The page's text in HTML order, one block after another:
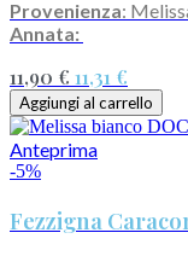
Provenienza:
Annata:
11,90 € 11,31 €
Aggiungi al carrello
Anteprima
-5%
Fezzigna